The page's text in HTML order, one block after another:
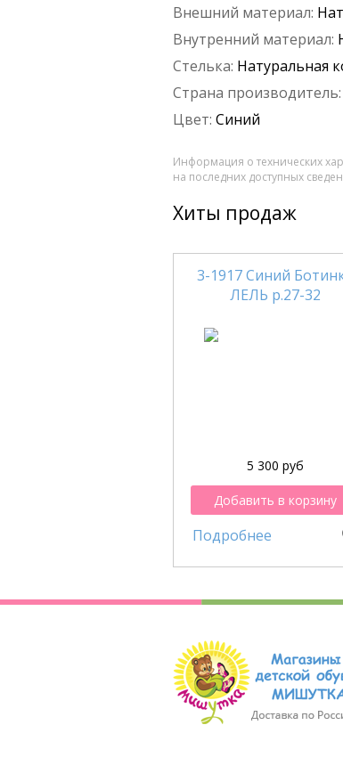
Внешний материал:
Внутренний материал:
Стелька: Натуральная
Страна производитель:
Цвет: Синий
Информация о технических
на последних доступных
Хиты продаж
3-1917 Синий
ЛЕЛЬ р.27-32
5 300 руб
Добавить в корзину
Подробнее